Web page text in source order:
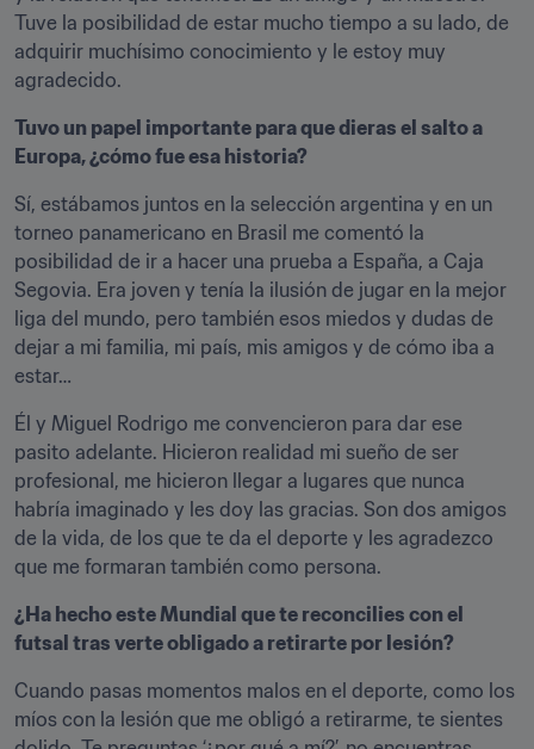
Tuve la posibilidad de estar mucho tiempo a su lado, de
adquirir muchísimo conocimiento y le estoy muy
agradecido.
Tuvo un papel importante para que dieras el salto a
Europa, ¿cómo fue esa historia?
Sí, estábamos juntos en la selección argentina y en un
torneo panamericano en Brasil me comentó la
posibilidad de ir a hacer una prueba a España, a Caja
Segovia. Era joven y tenía la ilusión de jugar en la mejor
liga del mundo, pero también esos miedos y dudas de
dejar a mi familia, mi país, mis amigos y de cómo iba a
estar…
Él y Miguel Rodrigo me convencieron para dar ese
pasito adelante. Hicieron realidad mi sueño de ser
profesional, me hicieron llegar a lugares que nunca
habría imaginado y les doy las gracias. Son dos amigos
de la vida, de los que te da el deporte y les agradezco
que me formaran también como persona.
¿Ha hecho este Mundial que te reconcilies con el
futsal tras verte obligado a retirarte por lesión?
Cuando pasas momentos malos en el deporte, como los
míos con la lesión que me obligó a retirarme, te sientes